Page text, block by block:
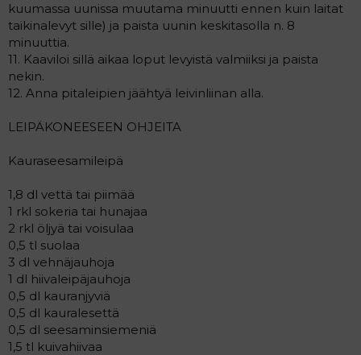
kuumassa uunissa muutama minuutti ennen kuin laitat
taikinalevyt sille) ja paista uunin keskitasolla n. 8
minuuttia.
11. Kaaviloi sillä aikaa loput levyistä valmiiksi ja paista
nekin.
12. Anna pitaleipien jäähtyä leivinliinan alla.
LEIPÄKONEESEEN OHJEITA
Kauraseesamileipä
1,8 dl vettä tai piimää
1 rkl sokeria tai hunajaa
2 rkl öljyä tai voisulaa
0,5 tl suolaa
3 dl vehnäjauhoja
1 dl hiivaleipäjauhoja
0,5 dl kauranjyviä
0,5 dl kauralesettä
0,5 dl seesaminsiemeniä
1,5 tl kuivahiivaa